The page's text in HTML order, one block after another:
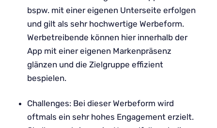
bspw. mit einer eigenen Unterseite erfolgen
und gilt als sehr hochwertige Werbeform.
Werbetreibende können hier innerhalb der
App mit einer eigenen Markenpräsenz
glänzen und die Zielgruppe effizient
bespielen.
Challenges: Bei dieser Werbeform wird
oftmals ein sehr hohes Engagement erzielt.